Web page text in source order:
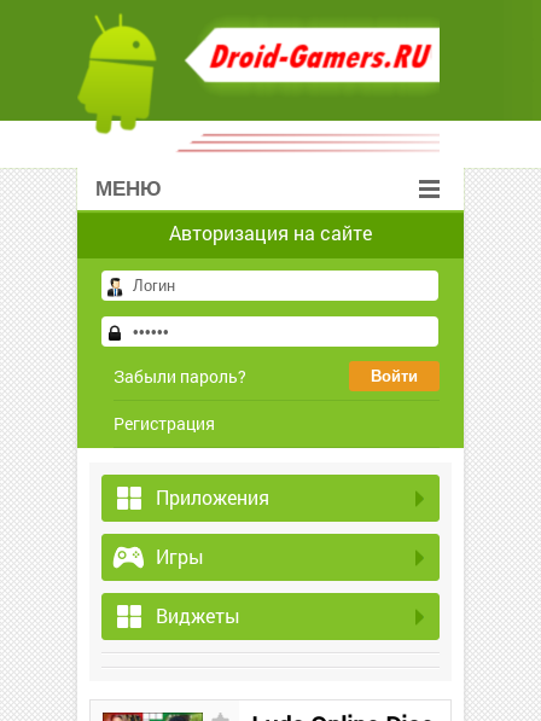
МЕНЮ
Авторизация на сайте
Забыли пароль?
Регистрация
Приложения
Игры
Виджеты